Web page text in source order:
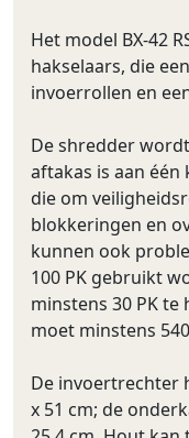
Het model BX-42
hakselaars, die
invoerrollen en
De shredder
aftakas is aan
die om
blokkeringen en
kunnen ook
100 PK gebruikt
minstens 30 PK
moet minstens
De invoertrechter
x 51 cm; de